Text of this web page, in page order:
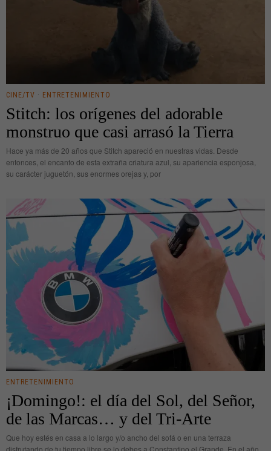
CINE/TV · ENTRETENIMIENTO
Stitch: los orígenes del adorable
monstruo que casi arrasó la Tierra
Hace ya más de 20 años que Stitch apareció en nuestras vidas. Desde
entonces, el encanto de esta extraña criatura azul, su apariencia esponjosa,
su carácter juguetón, sus enormes orejas y, por
ENTRETENIMIENTO
¡Domingo!: el día del Sol, del Señor,
de las Marcas… y del Tri-Arte
Que hoy estés en casa a lo largo y/o ancho del sofá o en una terraza
disfrutando de tu tiempo libre se lo debes a Constantino el Grande. En el año